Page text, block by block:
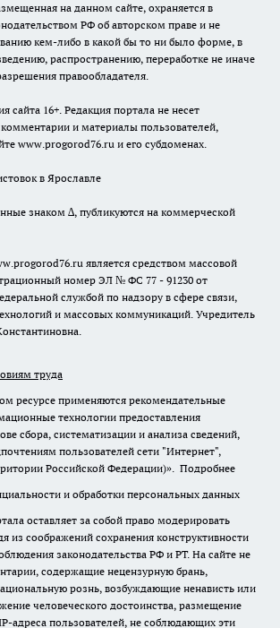
на данном сайте, охраняется в
РФ об авторском праве и не
кем-либо в какой бы то ни было форме, в
распространению, переработке не иначе
правообладателя.
сайта 16+. Редакция портала не несет
комментарии и материалы пользователей,
www.progorod76.ru и его субдоменах.
в Ярославле
знаком ∆, публикуются на коммерческой
является средством массовой
номер ЭЛ № ФС 77 - 91230 от
службой по надзору в сфере связи,
и массовых коммуникаций. Учредитель
труда
ресурсе применяются рекомендательные
технологии предоставления
сбора, систематизации и анализа сведений,
пользователей сети "Интернет",
Российской Федерации)». Подробнее
и обработки персональных данных
оставляет за собой право модерировать
из соображений сохранения конструктивности
законодательства РФ и РТ. На сайте не
содержащие нецензурную брань,
рознь, возбуждающие ненависть или
человеческого достоинства, размещение
адреса пользователей, не соблюдающих эти